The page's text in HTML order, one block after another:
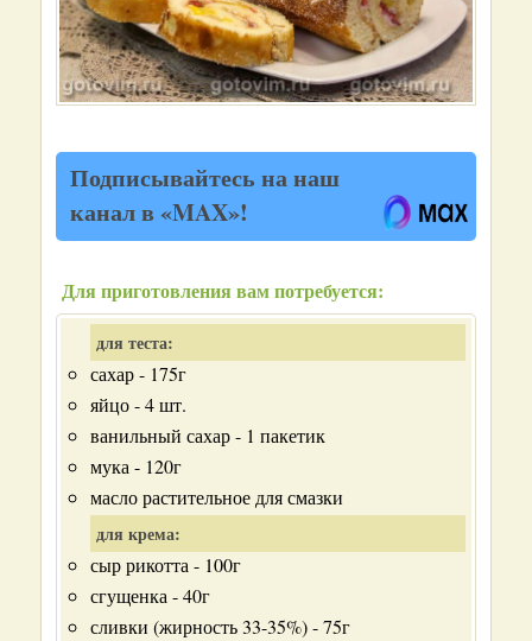
Подписывайтесь на наш
канал в «MAX»!
Для приготовления вам потребуется:
для теста:
сахар - 175г
яйцо - 4 шт.
ванильный сахар - 1 пакетик
мука - 120г
масло растительное для смазки
для крема:
сыр рикотта - 100г
сгущенка - 40г
сливки (жирность 33-35%) - 75г